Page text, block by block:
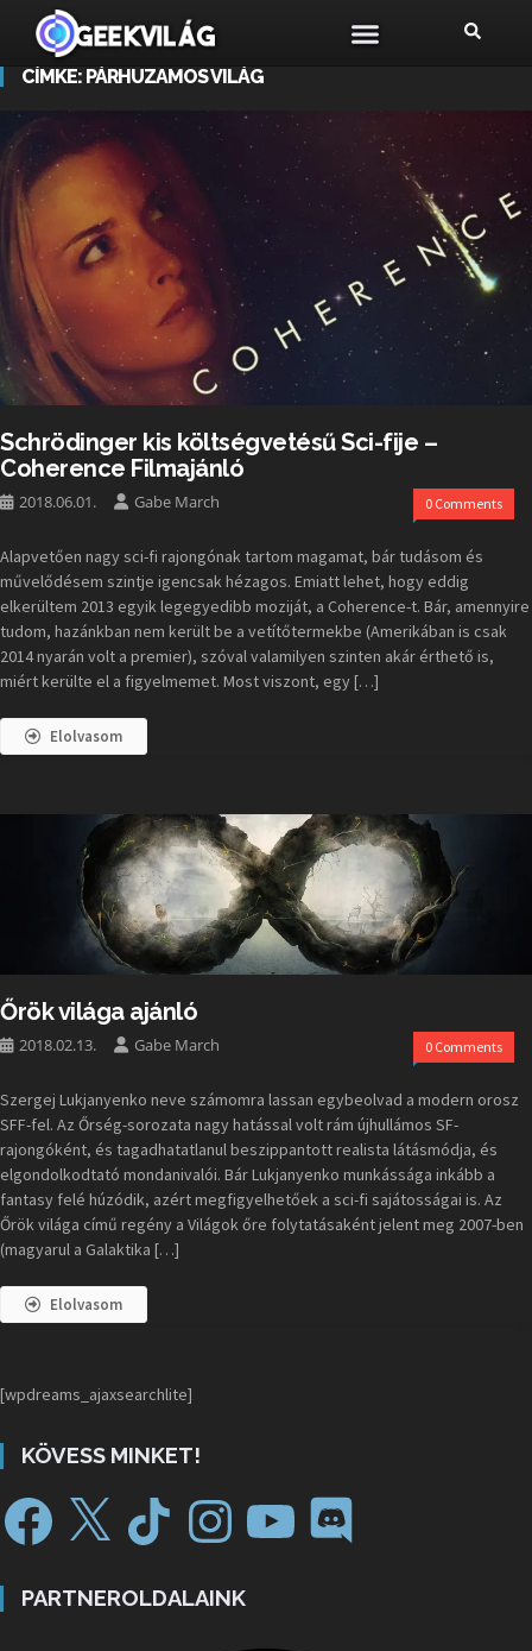
CÍMKE: PÁRHUZAMOS VILÁG
Schrödinger kis költségvetésű Sci-fije –
Coherence Filmajánló
2018.06.01. Gabe March 0 Comments
Alapvetően nagy sci-fi rajongónak tartom magamat, bár tudásom és
művelődésem szintje igencsak hézagos. Emiatt lehet, hogy eddig
elkerültem 2013 egyik legegyedibb moziját, a Coherence-t. Bár, amennyire
tudom, hazánkban nem került be a vetítőtermekbe (Amerikában is csak
2014 nyarán volt a premier), szóval valamilyen szinten akár érthető is,
miért kerülte el a figyelmemet. Most viszont, egy […]
Elolvasom
Őrök világa ajánló
2018.02.13. Gabe March 0 Comments
Szergej Lukjanyenko neve számomra lassan egybeolvad a modern orosz
SFF-fel. Az Őrség-sorozata nagy hatással volt rám újhullámos SF-
rajongóként, és tagadhatatlanul beszippantott realista látásmódja, és
elgondolkodtató mondanivalói. Bár Lukjanyenko munkássága inkább a
fantasy felé húzódik, azért megfigyelhetőek a sci-fi sajátosságai is. Az
Őrök világa című regény a Világok őre folytatásaként jelent meg 2007-ben
(magyarul a Galaktika […]
Elolvasom
[wpdreams_ajaxsearchlite]
KÖVESS MINKET!
PARTNEROLDALAINK